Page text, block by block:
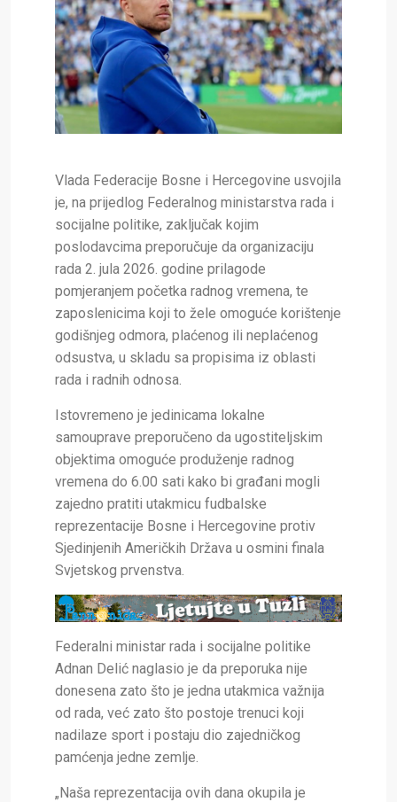
Vlada Federacije Bosne i Hercegovine usvojila
je, na prijedlog Federalnog ministarstva rada i
socijalne politike, zaključak kojim
poslodavcima preporučuje da organizaciju
rada 2. jula 2026. godine prilagode
pomjeranjem početka radnog vremena, te
zaposlenicima koji to žele omoguće korištenje
godišnjeg odmora, plaćenog ili neplaćenog
odsustva, u skladu sa propisima iz oblasti
rada i radnih odnosa.
Istovremeno je jedinicama lokalne
samouprave preporučeno da ugostiteljskim
objektima omoguće produženje radnog
vremena do 6.00 sati kako bi građani mogli
zajedno pratiti utakmicu fudbalske
reprezentacije Bosne i Hercegovine protiv
Sjedinjenih Američkih Država u osmini finala
Svjetskog prvenstva.
Federalni ministar rada i socijalne politike
Adnan Delić naglasio je da preporuka nije
donesena zato što je jedna utakmica važnija
od rada, već zato što postoje trenuci koji
nadilaze sport i postaju dio zajedničkog
pamćenja jedne zemlje.
„Naša reprezentacija ovih dana okupila je